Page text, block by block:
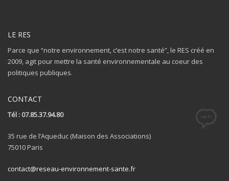
LE RES
Parce que “notre environnement, c’est notre santé”, le RES créé en
2009, agit pour mettre la santé environnementale au coeur des
politiques publiques.
CONTACT
Tél : 07.85.37.94.80
35 rue de l’Aqueduc (Maison des Associations)
75010 Paris
contact@reseau-environnement-sante.fr